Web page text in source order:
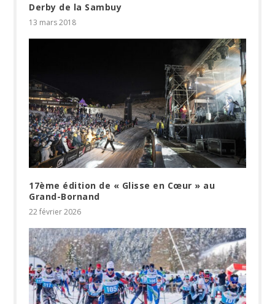
Derby de la Sambuy
13 mars 2018
17ème édition de « Glisse en Cœur » au
Grand-Bornand
22 février 2026